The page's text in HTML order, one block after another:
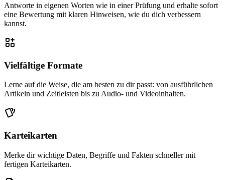
Antworte in eigenen Worten wie in einer Prüfung und erhalte sofort
eine Bewertung mit klaren Hinweisen, wie du dich verbessern
kannst.
Vielfältige Formate
Lerne auf die Weise, die am besten zu dir passt: von ausführlichen
Artikeln und Zeitleisten bis zu Audio- und Videoinhalten.
Karteikarten
Merke dir wichtige Daten, Begriffe und Fakten schneller mit
fertigen Karteikarten.